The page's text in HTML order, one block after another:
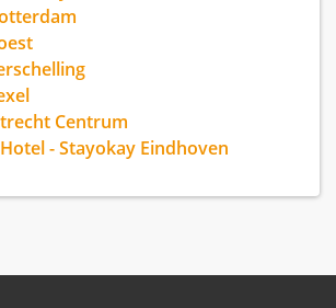
Centrum
- Stayokay Eindhoven